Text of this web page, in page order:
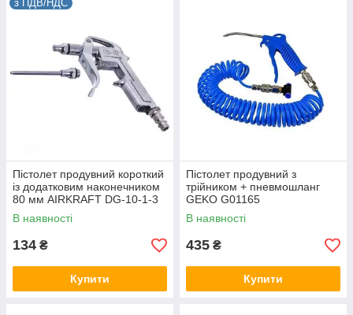
з ПДВ/НДС
Пістолет продувний короткий
із додатковим наконечником
80 мм AIRKRAFT DG-10-1-3
В наявності
134 ₴
Купити
Пістолет продувний з
трійником + пневмошланг
GEKO G01165
В наявності
435 ₴
Купити